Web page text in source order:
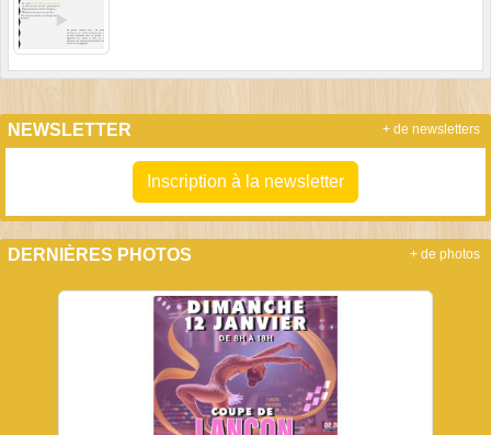
NEWSLETTER
Inscription à la newsletter
+ de newsletters
DERNIÈRES PHOTOS + de photos